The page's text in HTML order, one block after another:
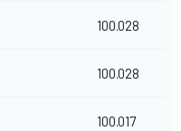
100.028
100.028
100.017